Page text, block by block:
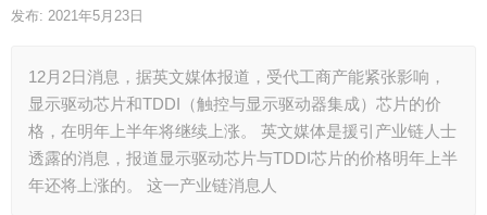
发布: 2021年5月23日
12月2日消息，据英文媒体报道，受代工商产能紧张影响，
显示驱动芯片和TDDI（触控与显示驱动器集成）芯片的价
格，在明年上半年将继续上涨。 英文媒体是援引产业链人士
透露的消息，报道显示驱动芯片与TDDI芯片的价格明年上半
年还将上涨的。 这一产业链消息人